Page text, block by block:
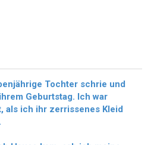
Tochter schrie und
Geburtstag. Ich war
als ich ihr zerrissenes Kleid